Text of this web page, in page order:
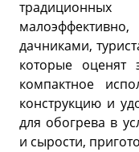
дачниками,
которые оценят
компактное
конструкцию и
для обогрева в
и сырости,